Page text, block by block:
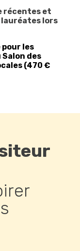
récentes et
lauréates lors
les
des
(470 €